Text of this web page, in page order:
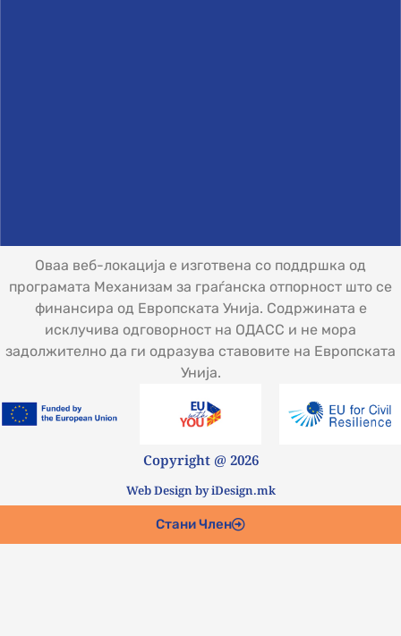
Оваа веб-локација е изготвена со поддршка од
програмата Механизам за граѓанска отпорност што се
финансира од Европската Унија. Содржината е
исклучива одговорност на ОДАСС и не мора
задолжително да ги одразува ставовите на Европската
Унија.
Copyright @ 2026
Web Design by iDesign.mk
Стани Член